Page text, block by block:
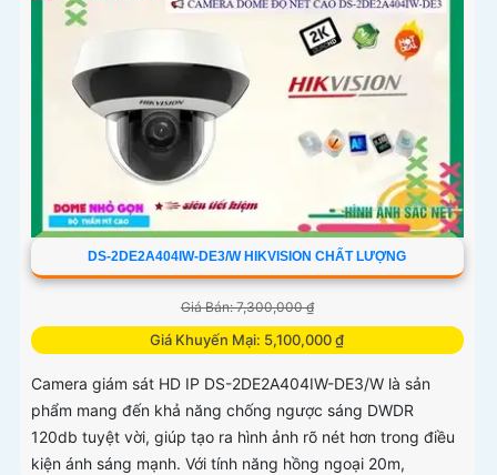
DS-2DE2A404IW-DE3/W HIKVISION CHẤT LƯỢNG
Giá Bán: 7,300,000 ₫
Giá Khuyến Mại: 5,100,000 ₫
Camera giám sát HD IP DS-2DE2A404IW-DE3/W là sản
phẩm mang đến khả năng chống ngược sáng DWDR
120db tuyệt vời, giúp tạo ra hình ảnh rõ nét hơn trong điều
kiện ánh sáng mạnh. Với tính năng hồng ngoại 20m,